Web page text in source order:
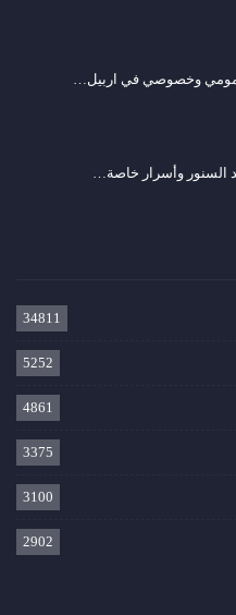
وخصوصي في اربيل…
السنور وأسرار خاصة…
34811
5252
4861
3375
3100
2902